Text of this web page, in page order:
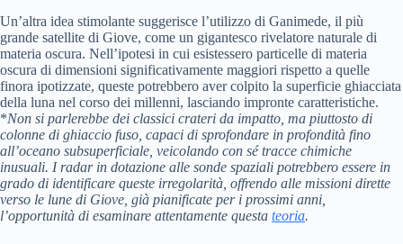
Un’altra idea stimolante suggerisce l’utilizzo di Ganimede, il più
grande satellite di Giove, come un gigantesco rivelatore naturale di
materia oscura. Nell’ipotesi in cui esistessero particelle di materia
oscura di dimensioni significativamente maggiori rispetto a quelle
finora ipotizzate, queste potrebbero aver colpito la superficie ghiacciata
della luna nel corso dei millenni, lasciando impronte caratteristiche.
*Non si parlerebbe dei classici crateri da impatto, ma piuttosto di
colonne di ghiaccio fuso, capaci di sprofondare in profondità fino
all’oceano subsuperficiale, veicolando con sé tracce chimiche
inusuali. I radar in dotazione alle sonde spaziali potrebbero essere in
grado di identificare queste irregolarità, offrendo alle missioni dirette
verso le lune di Giove, già pianificate per i prossimi anni,
l’opportunità di esaminare attentamente questa teoria.